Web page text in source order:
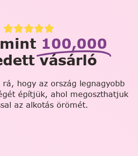
100,000
vásárló
rá, hogy az ország legnagyobb
építjük, ahol megoszthatjuk
az alkotás örömét.